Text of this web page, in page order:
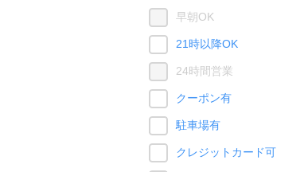
早朝OK
21時以降OK
24時間営業
クーポン有
駐車場有
クレジットカード可